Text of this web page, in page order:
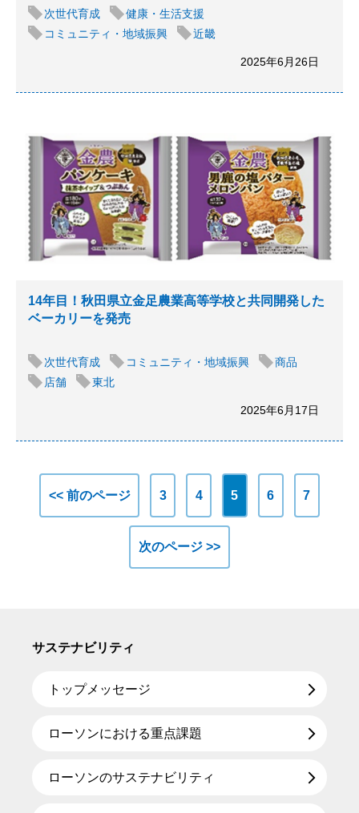
次世代育成
健康・生活支援
コミュニティ・地域振興
近畿
2025年6月26日
14年目！秋田県立金足農業高等学校と共同開発した
ベーカリーを発売
次世代育成 コミュニティ・地域振興
商品
店舗
東北
2025年6月17日
<< 前のページ 3 4 5 6 7
次のページ >>
サステナビリティ
トップメッセージ
ローソンにおける重点課題
ローソンのサステナビリティ